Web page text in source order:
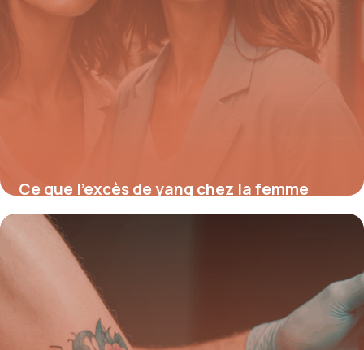
Ce que l’excès de yang chez la femme
cache vraiment pour votre santé et
comment retrouver l’équilibre yin en 5
étapes essentielles